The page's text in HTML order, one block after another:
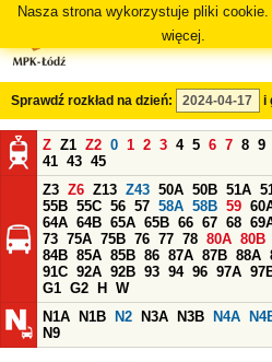
Nasza strona wykorzystuje pliki
więcej.
Sprawdź rozkład na dzień: i
Z Z1 Z2 0 1 2 3 4 5 6 7 8 9
41 43 45
Z3 Z6 Z13 Z43 50A 50B 51A
55B 55C 56 57 58A 58B 59
64A 64B 65A 65B 66 67 68
73 75A 75B 76 77 78 80A 80B
84B 85A 85B 86 87A 87B 88A
91C 92A 92B 93 94 96 97A
G1 G2 H
W
N1A
N1B N2 N3A N3B N4A
N9